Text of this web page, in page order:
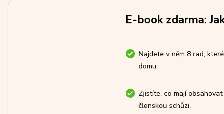
E-book zdarma:
Najdete v něm 8 rad,
domu.
Zjistíte, co mají
členskou schůzi.